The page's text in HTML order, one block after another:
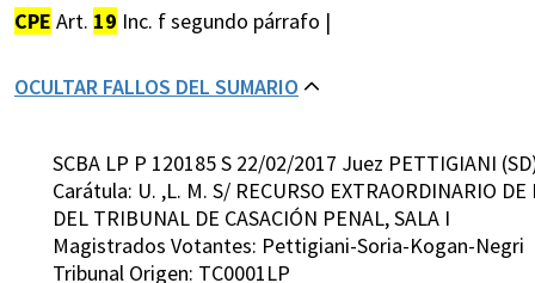
CPE Art. 19 Inc. f segundo párrafo |
OCULTAR FALLOS DEL SUMARIO
SCBA LP P 120185 S 22/02/2017 Juez PETTIGIANI
Carátula: U. ,L. M. S/ RECURSO EXTRAORDINARIO
DEL TRIBUNAL DE CASACIÓN PENAL, SALA I
Magistrados Votantes: Pettigiani-Soria-Kogan-Negri
Tribunal Origen: TC0001LP